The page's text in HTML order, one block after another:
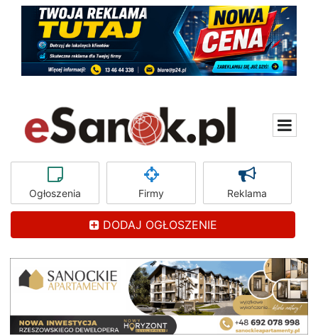
Ogłoszenia Firmy Reklama
DODAJ OGŁOSZENIE